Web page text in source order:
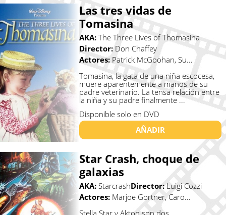
Las tres vidas de
Tomasina
AKA: The Three Lives of Thomasina
Director: Don Chaffey
Actores: Patrick McGoohan, Su...
Tomasina, la gata de una niña escocesa,
muere aparentemente a manos de su
padre veterinario. La tensa relación entre
la niña y su padre finalmente ...
Disponible solo en DVD
AÑADIR
Star Crash, choque de
galaxias
AKA: StarcrashDirector: Luigi Cozzi
Actores: Marjoe Gortner, Caro...